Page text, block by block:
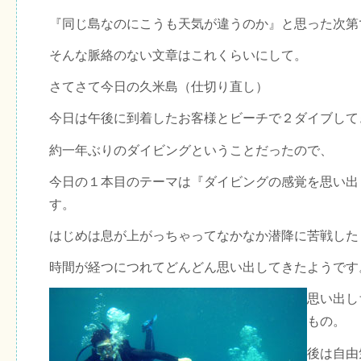
『同じ島なのにこうも天気が違うのか』と思った次
そんな脈絡のない文章はこれくらいにして。
さてさて今日の久米島（仕切り直し）
今日は午後に到着したお客様とビーチで２ダイブし
約一年ぶりのダイビングということだったので、
今日の１本目のテーマは『ダイビングの感覚を思い
す。
はじめは息が上がっちゃってなかなか潜降に苦戦し
時間が経つにつれてどんどん思い出してきたようです
思い出
もの。
後は自